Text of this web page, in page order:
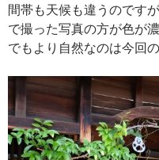
間帯も天候も違うのです
で撮った写真の方が色が
でもより自然なのは今回